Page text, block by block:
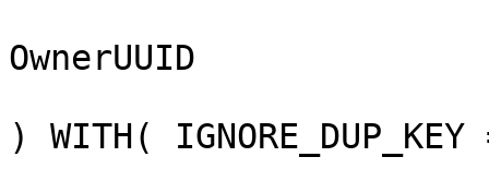
OwnerUUID
) WITH(